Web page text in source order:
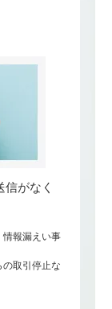
がなく
情報漏えい事
取引停止な